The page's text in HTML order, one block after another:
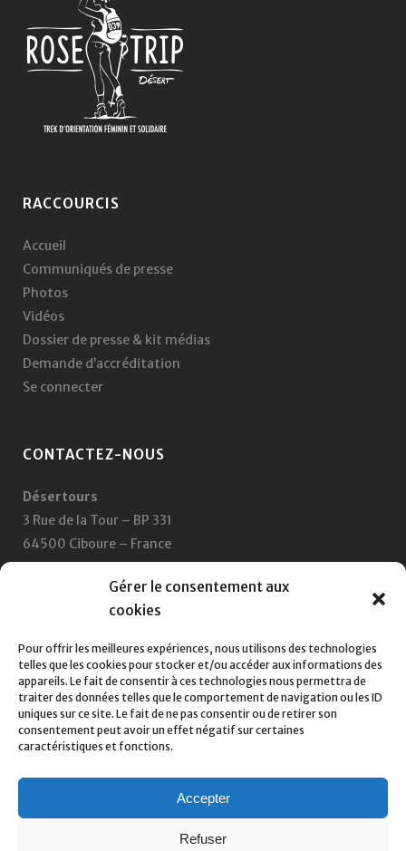
Gérer le consentement aux
cookies
Pour offrir les meilleures expériences, nous utilisons des technologies
telles que les cookies pour stocker et/ou accéder aux informations des
appareils. Le fait de consentir à ces technologies nous permettra de
traiter des données telles que le comportement de navigation ou les ID
uniques sur ce site. Le fait de ne pas consentir ou de retirer son
consentement peut avoir un effet négatif sur certaines
caractéristiques et fonctions.
Accepter
Refuser
RACCOURCIS
Accueil
Communiqués de presse
Photos
Vidéos
Dossier de presse & kit médias
Demande d’accréditation
Se connecter
CONTACTEZ-NOUS
Désertours
3 Rue de la Tour – BP 331
64500 Ciboure – France
+33 5 59 47 47 47
SUIVEZ-NOUS SUR :
Rose Trip est une marque déposée deDésertours